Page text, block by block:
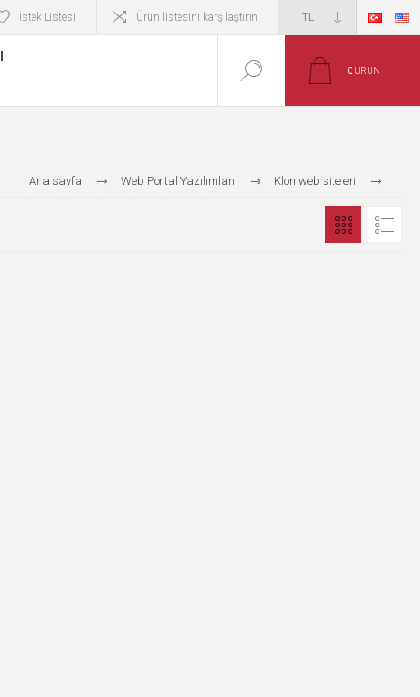
İstek Listesi Ürün listesini karşılaştırın
0 ÜRÜN
Ana sayfa Web Portal Yazılımları Klon web siteleri
Dijital İş Çözümleri